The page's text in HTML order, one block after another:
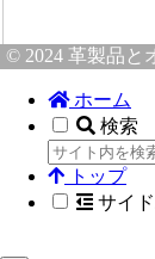
© 2024 革製品と
ホーム
検索
トップ
サイ